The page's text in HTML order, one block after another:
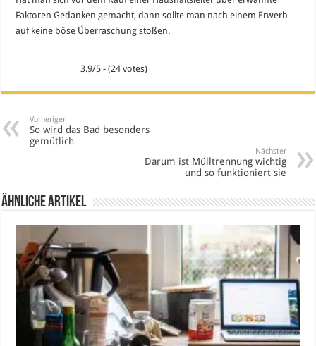
Faktoren Gedanken gemacht, dann sollte man nach einem Erwerb
auf keine böse Überraschung stoßen.
3.9/5 - (24 votes)
Vorheriger
So wird das Bad besonders
gemütlich
Nächster
Darum ist Mülltrennung wichtig
und so funktioniert sie
Ähnliche Artikel